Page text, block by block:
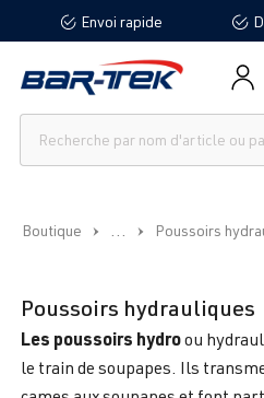
principalEnvoi rapide
Boutique ... Poussoirs
Poussoirs hydrauliques
Les poussoirs hydroou
le train de soupapes. Ils